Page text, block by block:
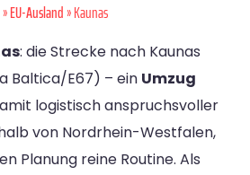
»EU-Ausland» Kaunas
: die Strecke nach Kaunas
Baltica/E67) – ein Umzug
logistisch anspruchsvoller
von Nordrhein-Westfalen,
Planung reine Routine. Als